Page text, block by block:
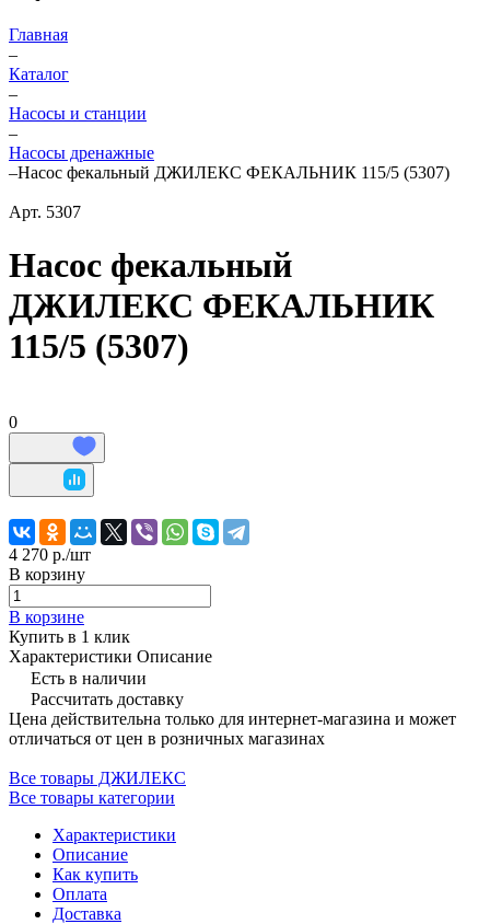
Главная
–
Каталог
–
Насосы и станции
–
Насосы дренажные
–Насос фекальный ДЖИЛЕКС ФЕКАЛЬНИК 115/5 (5307)
Арт. 5307
Насос фекальный
ДЖИЛЕКС ФЕКАЛЬНИК
115/5 (5307)
0
4 270 р./шт
В корзину
В корзине
Купить в 1 клик
Характеристики Описание
Есть в наличии
Рассчитать доставку
Цена действительна только для интернет-магазина и может
отличаться от цен в розничных магазинах
Все товары ДЖИЛЕКС
Все товары категории
Характеристики
Описание
Как купить
Оплата
Доставка